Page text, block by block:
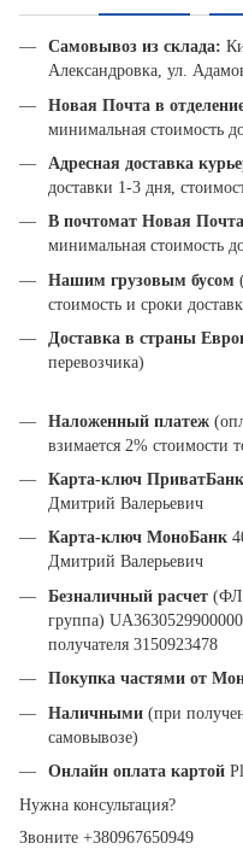
Самовывоз из склада:
Александровка, ул.
Новая Почта в
минимальная стоимость
Адресная доставка
доставки 1-3 дня,
В почтомат Новая Почта
минимальная стоимость
Нашим грузовым бусом
стоимость и сроки
Доставка в страны
перевозчика)
Наложенный платеж
взимается 2% стоимости
Карта-ключ ПриватБанк
Дмитрий Валерьевич
Карта-ключ МоноБанк
Дмитрий Валерьевич
Безналичный расчет
группа)
получателя 3150923478
Покупка частями от
Наличными (при
самовывозе)
Онлайн оплата картой
Нужна консультация?
Звоните +380967650949